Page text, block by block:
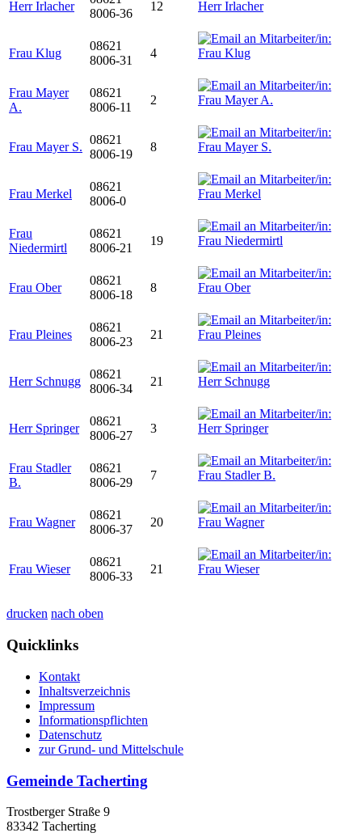
Herr Irlacher
8006-36
12
Frau Klug
08621
8006-31
4
Frau Mayer
A.
08621
8006-11
2
Frau Mayer S.
08621
8006-19
8
Frau Merkel
08621
8006-0
Frau
Niedermirtl
08621
8006-21
19
Frau Ober
08621
8006-18
8
Frau Pleines
08621
8006-23
21
Herr Schnugg
08621
8006-34
21
Herr Springer
08621
8006-27
3
Frau Stadler
B.
08621
8006-29
7
Frau Wagner
08621
8006-37
20
Frau Wieser
08621
8006-33
21
drucken nach oben
Quicklinks
Kontakt
Inhaltsverzeichnis
Impressum
Informationspflichten
Datenschutz
zur Grund- und Mittelschule
Gemeinde Tacherting
Trostberger Straße 9
83342 Tacherting